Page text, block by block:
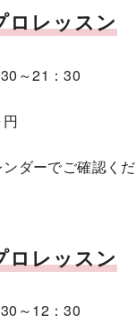
ロレッスン
～21：30
ダーでご確認くだ
ロレッスン
～12：30